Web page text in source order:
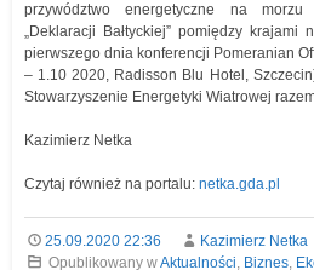
przywództwo energetyczne na
„Deklaracji Bałtyckiej” pomiędzy
pierwszego dnia konferencji Pomeranian
– 1.10 2020, Radisson Blu Hotel,
Stowarzyszenie Energetyki Wiatrowej
Kazimierz Netka
Czytaj również na portalu: netka.gda.pl
25.09.2020 22:36
Kazimierz Netka
Opublikowany wAktualności, Biznes,